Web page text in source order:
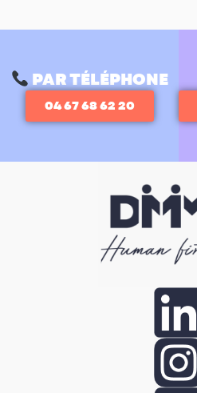
PAR TÉLÉPHONE
04 67 68 62 20